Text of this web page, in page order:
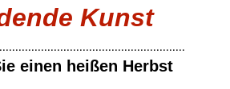
Kunst
einen heißen Herbst